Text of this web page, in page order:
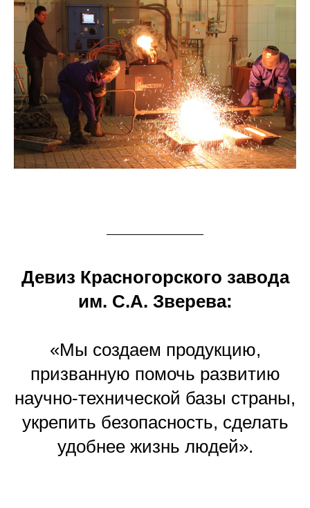
Девиз Красногорского завода
им. С.А. Зверева:
«Мы создаем продукцию,
призванную помочь развитию
научно-технической базы страны,
укрепить безопасность, сделать
удобнее жизнь людей».